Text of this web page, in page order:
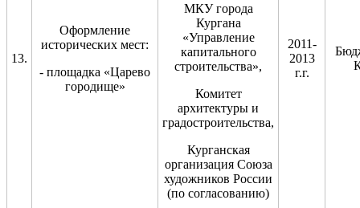
13.
Оформление
исторических мест:
- площадка «Царево
городище»
МКУ города
Кургана
«Управление
капитального
строительства»,
Комитет
архитектуры и
градостроительства,
Курганская
организация Союза
художников России
(по согласованию)
2011-
2013
г.г.